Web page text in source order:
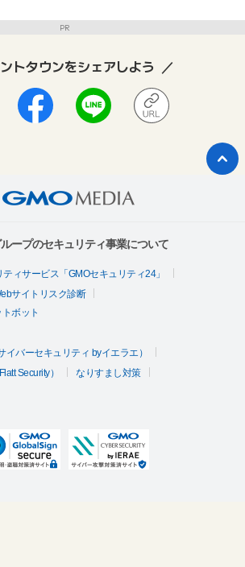
PR
トタウンをシェアしよう
ープのセキュリティ事業について
ィサービス「GMOセキュリティ24」
サイトリスク診断
ボット
バーセキュリティ byイエラエ）
Security）
なりすまし対策